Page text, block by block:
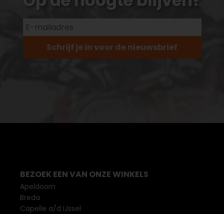
Schrijf je in voor de nieuwsbrief
BEZOEK EEN VAN ONZE WINKELS
Apeldoorn
Breda
Capelle a/d IJssel